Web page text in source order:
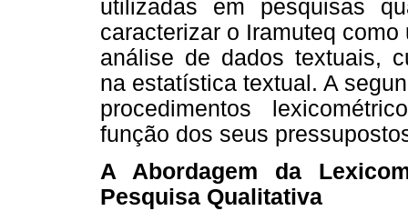
utilizadas em pesquisas
caracterizar o Iramuteq
análise de dados textuais,
na estatística textual. A
procedimentos
função dos seus
A Abordagem da
Pesquisa Qualitativa